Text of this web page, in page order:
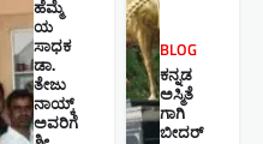
ಹೆಮ್ಮೆ
ಯ
ಸಾಧಕ
ಡಾ.
ತೇಜು
ನಾಯ್ಕ್
ಅವರಿಗೆ
BLOG
ಕನ್ನಡ
ಅಸ್ಮಿತೆ
ಗಾಗಿ
ಬೀದರ್